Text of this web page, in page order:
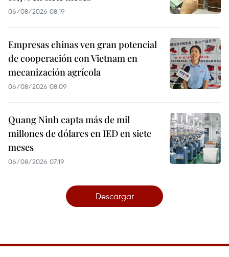
06/08/2026 08:19
Empresas chinas ven gran potencial
de cooperación con Vietnam en
mecanización agrícola
06/08/2026 08:09
Quang Ninh capta más de mil
millones de dólares en IED en siete
meses
06/08/2026 07:19
Descargar